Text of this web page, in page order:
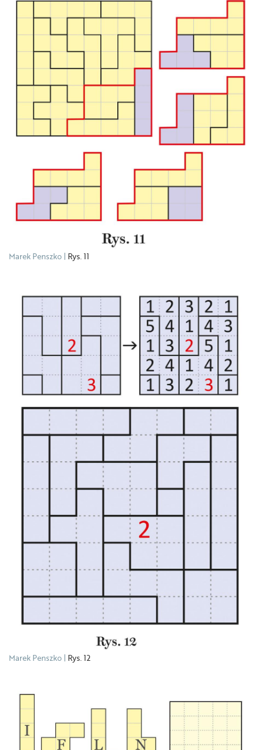
Marek Penszko Rys. 11
Marek Penszko Rys. 12